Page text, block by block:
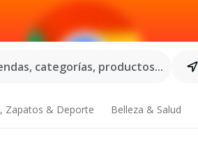
categorías, productos...
Zapatos & Deporte Belleza & Salud